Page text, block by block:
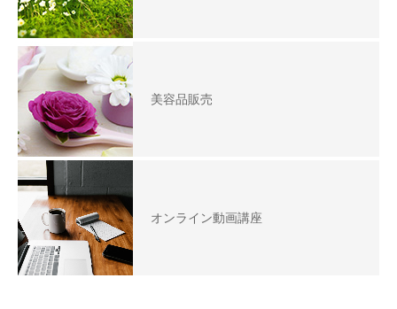
美容品販売
オンライン動画講座